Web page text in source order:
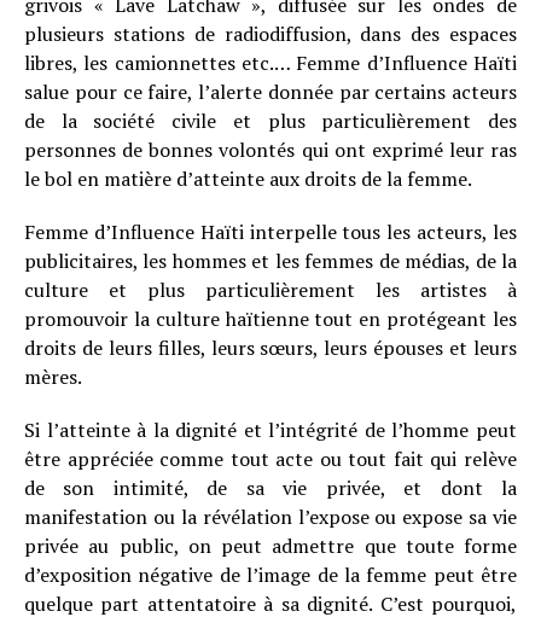
plusieurs stations de radiodiffusion, dans des espaces
libres, les camionnettes etc.… Femme d’Influence Haïti
salue pour ce faire, l’alerte donnée par certains acteurs
de la société civile et plus particulièrement des
personnes de bonnes volontés qui ont exprimé leur ras
le bol en matière d’atteinte aux droits de la femme.
Femme d’Influence Haïti interpelle tous les acteurs, les
publicitaires, les hommes et les femmes de médias, de la
culture et plus particulièrement les artistes à
promouvoir la culture haïtienne tout en protégeant les
droits de leurs filles, leurs sœurs, leurs épouses et leurs
mères.
Si l’atteinte à la dignité et l’intégrité de l’homme peut
être appréciée comme tout acte ou tout fait qui relève
de son intimité, de sa vie privée, et dont la
manifestation ou la révélation l’expose ou expose sa vie
privée au public, on peut admettre que toute forme
d’exposition négative de l’image de la femme peut être
quelque part attentatoire à sa dignité. C’est pourquoi,